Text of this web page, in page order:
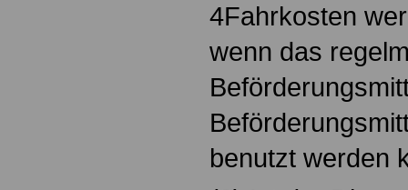
4Fahrkosten
wenn das
benutzt werden